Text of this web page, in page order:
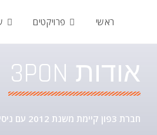
פרויקטים ראשי
3PON אודות
.חברת 3פון קיימת משנת 2012 עם ניסיון של מעל 20 שנה בתחום התקשורת